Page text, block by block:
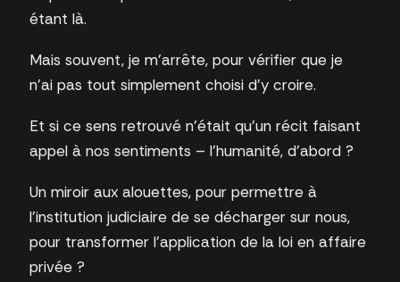
étant là.
Mais souvent, je m’arrête, pour vérifier que je
n’ai pas tout simplement choisi d’y croire.
Et si ce sens retrouvé n’était qu’un récit faisant
appel à nos sentiments – l’humanité, d’abord ?
Un miroir aux alouettes, pour permettre à
l’institution judiciaire de se décharger sur nous,
pour transformer l’application de la loi en affaire
privée ?